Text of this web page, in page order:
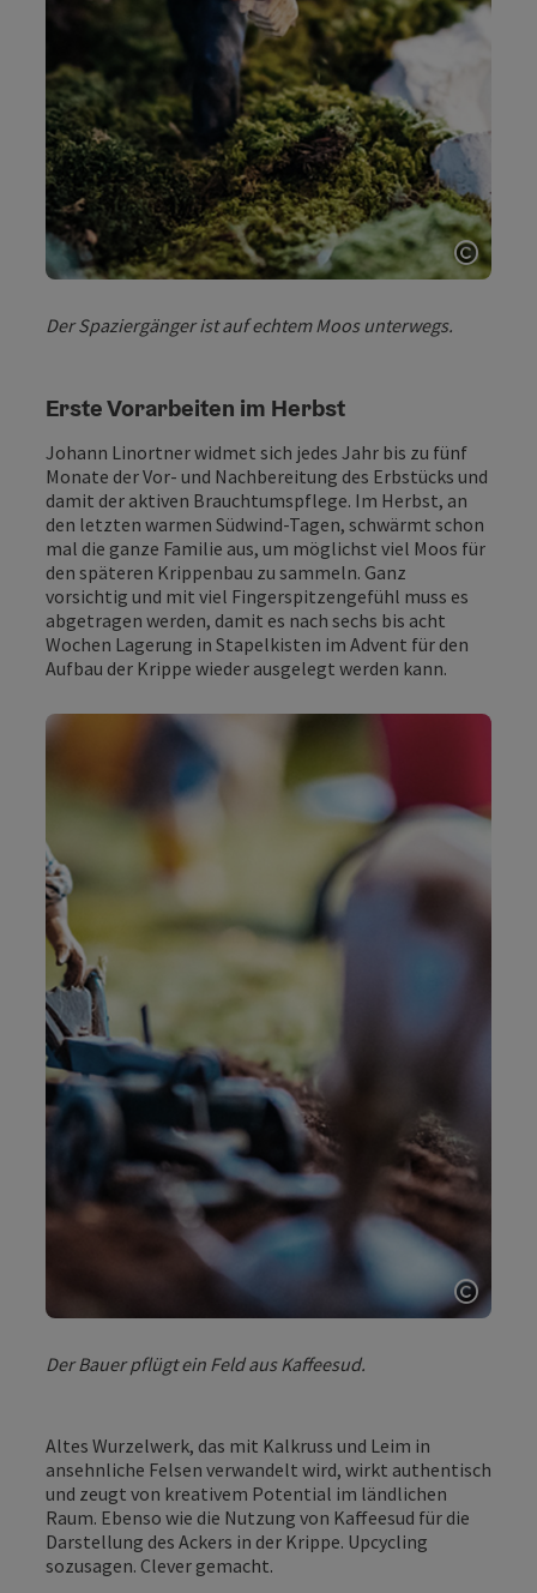
Der Spaziergänger ist auf echtem Moos unterwegs.
Erste Vorarbeiten im Herbst
Johann Linortner widmet sich jedes Jahr bis zu fünf
Monate der Vor- und Nachbereitung des Erbstücks und
damit der aktiven Brauchtumspflege. Im Herbst, an
den letzten warmen Südwind-Tagen, schwärmt schon
mal die ganze Familie aus, um möglichst viel Moos für
den späteren Krippenbau zu sammeln. Ganz
vorsichtig und mit viel Fingerspitzengefühl muss es
abgetragen werden, damit es nach sechs bis acht
Wochen Lagerung in Stapelkisten im Advent für den
Aufbau der Krippe wieder ausgelegt werden kann.
Der Bauer pflügt ein Feld aus Kaffeesud.
Altes Wurzelwerk, das mit Kalkruss und Leim in
ansehnliche Felsen verwandelt wird, wirkt authentisch
und zeugt von kreativem Potential im ländlichen
Raum. Ebenso wie die Nutzung von Kaffeesud für die
Darstellung des Ackers in der Krippe. Upcycling
sozusagen. Clever gemacht.